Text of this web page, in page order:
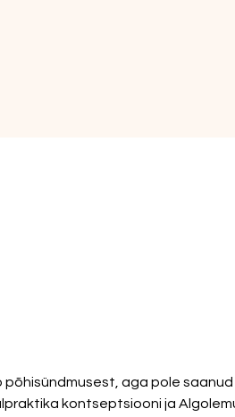
aga pole
kontseptsiooni ja